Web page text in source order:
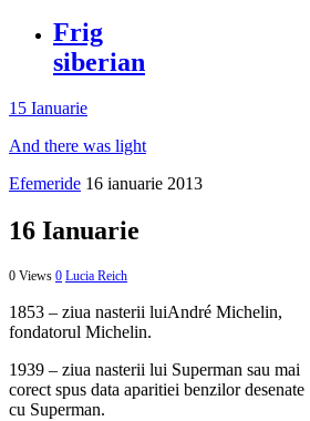
Frig
siberian
15 Ianuarie
And there was light
Efemeride 16 ianuarie 2013
16 Ianuarie
0 Views 0 Lucia Reich
1853 – ziua nasterii luiAndré Michelin,
fondatorul Michelin.
1939 – ziua nasterii lui Superman sau mai
corect spus data aparitiei benzilor desenate
cu Superman.